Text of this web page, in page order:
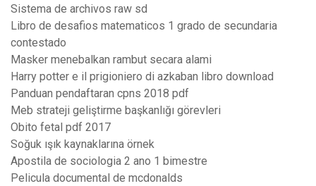
Sistema de archivos raw sd
Libro de desafios matematicos 1 grado de secundaria
contestado
Masker menebalkan rambut secara alami
Harry potter e il prigioniero di azkaban libro download
Panduan pendaftaran cpns 2018 pdf
Meb strateji geliştirme başkanlığı görevleri
Obito fetal pdf 2017
Soğuk ışık kaynaklarına örnek
Apostila de sociologia 2 ano 1 bimestre
Pelicula documental de mcdonalds